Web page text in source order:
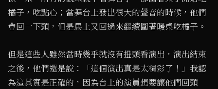
橘子，吃點心；當舞台上發出很大的聲音的時候，他們
會回一下頭，但是馬上又回過來繼續圍著暖桌吃橘子。
但是這些人雖然當時幾乎就沒有扭頭看演出，演出結束
之後，他們還是說：「這個演出真是太精彩了！」我認
為這其實是正確的，因為台上的演員想要讓他們回頭